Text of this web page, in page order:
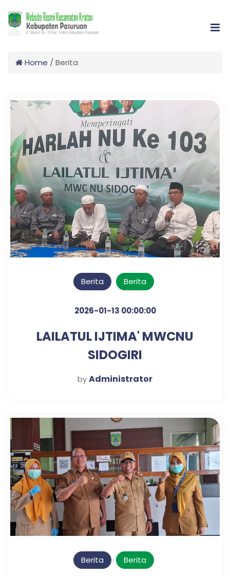
Home / Berita
Berita Berita
2026-01-13 00:00:00
LAILATUL IJTIMA' MWCNU
SIDOGIRI
byAdministrator
Berita Berita